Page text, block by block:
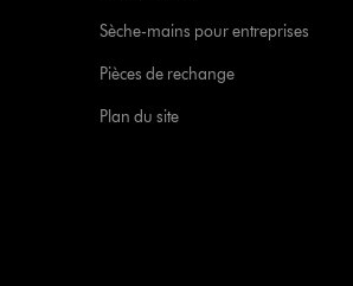
Sèche-mains pour entreprises
Pièces de rechange
Plan du site